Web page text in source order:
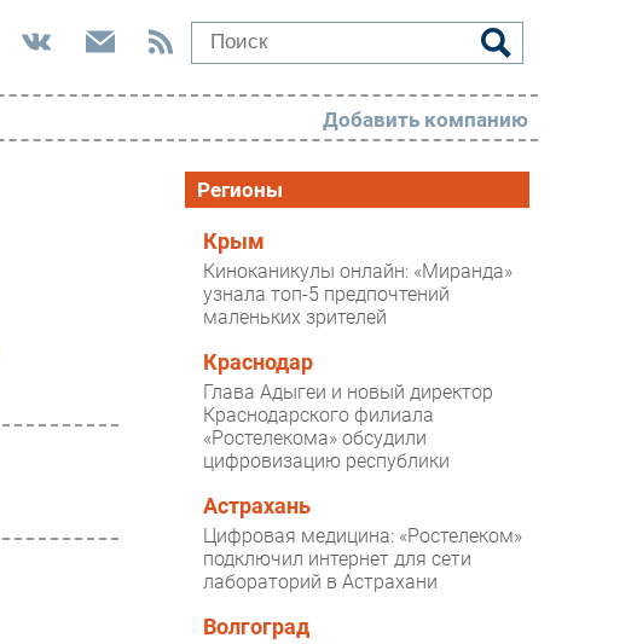
РАЗДЕЛЫ
Новости
Аналитика
Интервью
Мероприятия
Проекты
IT класс
Каталог компаний
Добавить компанию
Регионы
Крым
Киноканикулы онлайн: «Миранда»
узнала топ-5 предпочтений
маленьких зрителей
Краснодар
Глава Адыгеи и новый директор
Краснодарского филиала
«Ростелекома» обсудили
цифровизацию республики
Астрахань
Цифровая медицина: «Ростелеком»
подключил интернет для сети
лабораторий в Астрахани
Волгоград